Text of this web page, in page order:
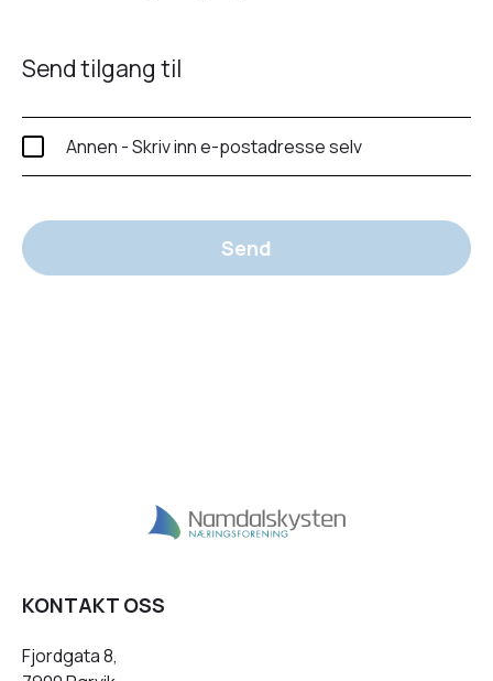
Send tilgang til
Annen - Skriv inn e-postadresse selv
Send
KONTAKT OSS
Fjordgata 8,